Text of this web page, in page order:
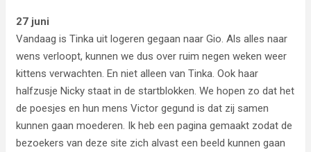
27 juni
Vandaag is Tinka uit logeren gegaan naar Gio. Als alles naar
wens verloopt, kunnen we dus over ruim negen weken weer
kittens verwachten. En niet alleen van Tinka. Ook haar
halfzusje Nicky staat in de startblokken. We hopen zo dat het
de poesjes en hun mens Victor gegund is dat zij samen
kunnen gaan moederen. Ik heb een pagina gemaakt zodat de
bezoekers van deze site zich alvast een beeld kunnen gaan